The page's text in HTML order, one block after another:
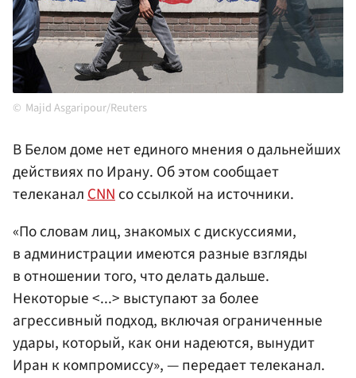
Majid Asgaripour/Reuters
В Белом доме нет единого мнения о дальнейших
действиях по Ирану. Об этом сообщает
телеканалCNNсо ссылкой на источники.
«По словам лиц, знакомых с дискуссиями,
в администрации имеются разные взгляды
в отношении того, что делать дальше.
Некоторые <...> выступают за более
агрессивный подход, включая ограниченные
удары, который, как они надеются, вынудит
Иран к компромиссу», — передает телеканал.